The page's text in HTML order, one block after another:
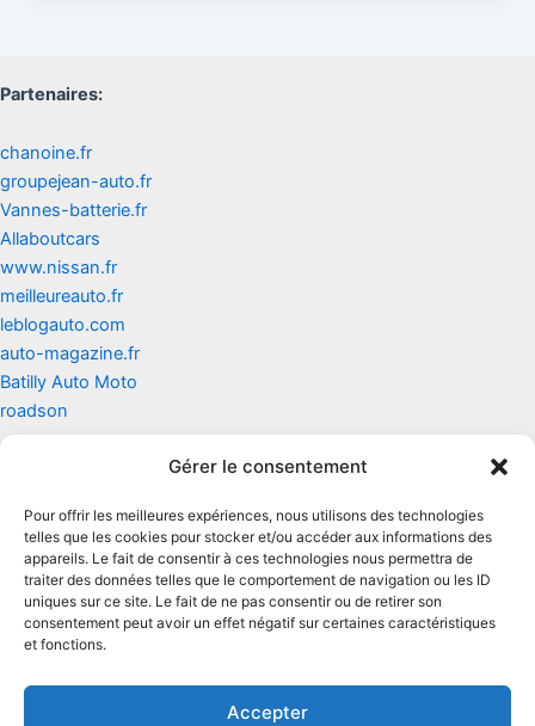
Gérer le consentement
Pour offrir les meilleures expériences, nous utilisons des technologies
telles que les cookies pour stocker et/ou accéder aux informations des
appareils. Le fait de consentir à ces technologies nous permettra de
traiter des données telles que le comportement de navigation ou les ID
uniques sur ce site. Le fait de ne pas consentir ou de retirer son
consentement peut avoir un effet négatif sur certaines caractéristiques
et fonctions.
Accepter
Partenaires:
chanoine.fr
groupejean-auto.fr
Vannes-batterie.fr
Allaboutcars
www.nissan.fr
meilleureauto.fr
leblogauto.com
auto-magazine.fr
Batilly Auto Moto
roadson
Mentions légales
Conditions générales d'utilisation
Conditions générales de vente
Politique de cookies